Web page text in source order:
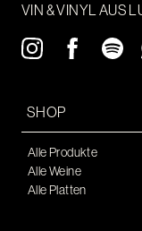
VIN & VINYL AUS
SHOP
Alle Produkte
Alle Weine
Alle Platten